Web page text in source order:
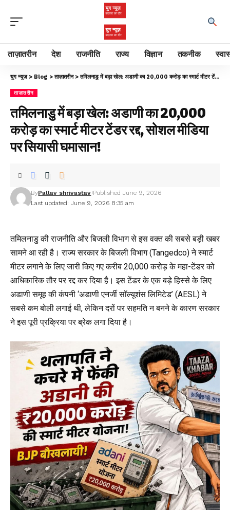
ताज़ातरीन देश राजनीति राज्य विज्ञान तकनीक
युग न्यूज़> Blog >ताज़ातरीन>तमिलनाडु में बड़ा खेल: अडाणी का ₹20,000 करोड़ का स्मार्ट मीटर टेंडर रद्द, सोशल मीडिया पर सियासी घमासान!
ताज़ातरीन
तमिलनाडु में बड़ा खेल: अडाणी का ₹20,000
करोड़ का स्मार्ट मीटर टेंडर रद्द, सोशल मीडिया
पर सियासी घमासान!
Last updated: June 9, 2026 8:35 am
ByPallav shrivastav Published June 9, 2026
तमिलनाडु की राजनीति और बिजली विभाग से इस वक्त की सबसे बड़ी खबर
सामने आ रही है। राज्य सरकार के बिजली विभाग (Tangedco) ने स्मार्ट
मीटर लगाने के लिए जारी किए गए करीब ₹20,000 करोड़ के महा-टेंडर को
आधिकारिक तौर पर रद्द कर दिया है। इस टेंडर के एक बड़े हिस्से के लिए
अडाणी समूह की कंपनी ‘अडाणी एनर्जी सॉल्यूशंस लिमिटेड’ (AESL) ने
सबसे कम बोली लगाई थी, लेकिन दरों पर सहमति न बनने के कारण सरकार
ने इस पूरी प्रक्रिया पर ब्रेक लगा दिया है।